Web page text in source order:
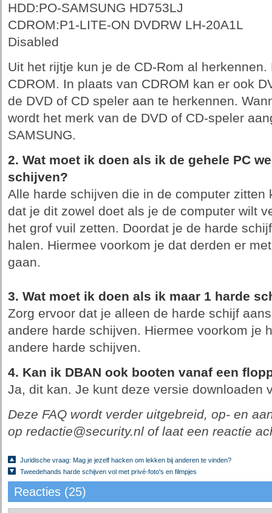
HDD:PO-SAMSUNG HD753LJ
CDROM:P1-LITE-ON DVDRW LH-20A1L
Disabled
Uit het rijtje kun je de CD-Rom al
CDROM. In plaats van CDROM kan er ook
de DVD of CD speler aan te herkennen.
wordt het merk van de DVD of CD-speler
SAMSUNG.
2. Wat moet ik doen als ik de gehele PC
schijven?
Alle harde schijven die in de computer zitten
dat je dit zowel doet als je de computer wilt
het grof vuil zetten. Doordat je de harde
halen. Hiermee voorkom je dat derden er
gaan.
3. Wat moet ik doen als ik maar 1 harde
Zorg ervoor dat je alleen de harde schijf
andere harde schijven. Hiermee voorkom je
andere harde schijven.
4. Kan ik DBAN ook booten vanaf een
Ja, dit kan. Je kunt deze versie downloaden
Deze FAQ wordt verder uitgebreid, op- en
op redactie@security.nl of laat een reactie
Juridische vraag: Mag je jezelf hacken om lekken bij anderen te vinden?
Tweedehands harde schijven vol met privé-foto's en filmpjes
Reacties (25)